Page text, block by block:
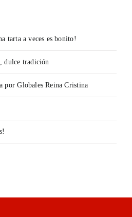
tarta a veces es bonito!
dulce tradición
por Globales Reina Cristina